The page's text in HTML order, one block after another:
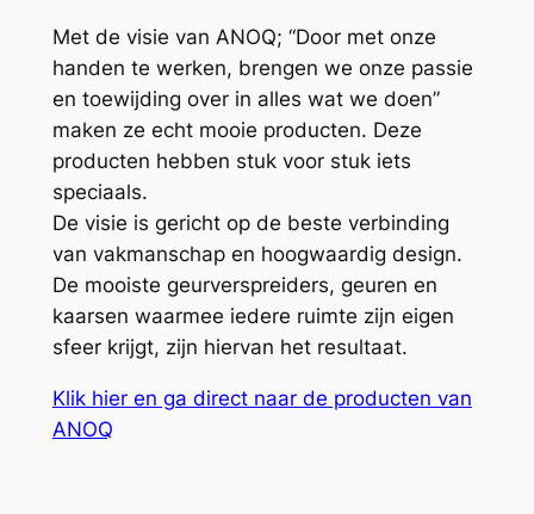
Met de visie van ANOQ; “Door met onze
handen te werken, brengen we onze passie
en toewijding over in alles wat we doen”
maken ze echt mooie producten. Deze
producten hebben stuk voor stuk iets
speciaals.
De visie is gericht op de beste verbinding
van vakmanschap en hoogwaardig design.
De mooiste geurverspreiders, geuren en
kaarsen waarmee iedere ruimte zijn eigen
sfeer krijgt, zijn hiervan het resultaat.
Klik hier en ga direct naar de producten van
ANOQ